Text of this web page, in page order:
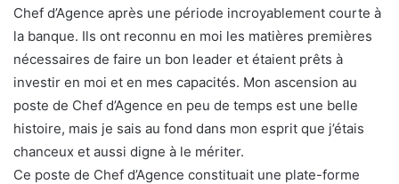
Chef d’Agence après une période incroyablement courte à
la banque. Ils ont reconnu en moi les matières premières
nécessaires de faire un bon leader et étaient prêts à
investir en moi et en mes capacités. Mon ascension au
poste de Chef d’Agence en peu de temps est une belle
histoire, mais je sais au fond dans mon esprit que j’étais
chanceux et aussi digne à le mériter.
Ce poste de Chef d’Agence constituait une plate-forme